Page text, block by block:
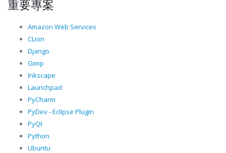
重要專案
Amazon Web Services
CLion
Django
Gimp
Inkscape
Launchpad
PyCharm
PyDev - Eclipse Plugin
PyQt
Python
Ubuntu